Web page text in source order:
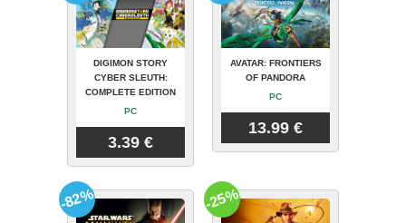
DIGIMON STORY
CYBER SLEUTH:
COMPLETE EDITION
PC
3.39 €
AVATAR: FRONTIERS
OF PANDORA
PC
13.99 €
-82% -25%